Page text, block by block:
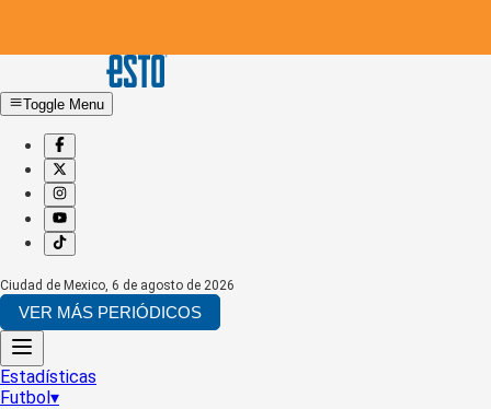
Toggle Menu
Ciudad de Mexico, 6 de agosto de 2026
VER MÁS PERIÓDICOS
Estadísticas
Futbol▾